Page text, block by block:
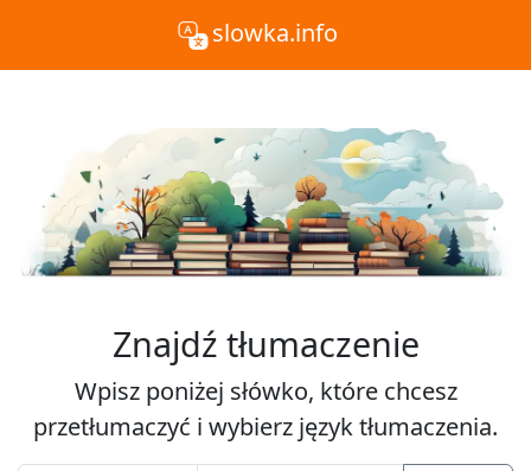
slowka.info
Znajdź tłumaczenie
Wpisz poniżej słówko, które chcesz
przetłumaczyć i wybierz język tłumaczenia.